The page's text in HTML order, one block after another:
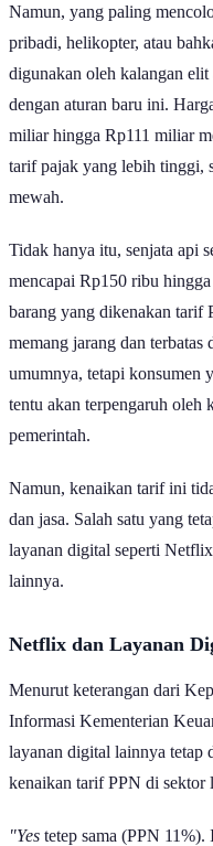
Namun, yang paling
pribadi, helikopter, atau
digunakan oleh kalangan
dengan aturan baru ini.
miliar hingga Rp111 miliar
tarif pajak yang lebih tinggi,
mewah.
Tidak hanya itu, senjata api
mencapai Rp150 ribu
barang yang dikenakan tarif
memang jarang dan
umumnya, tetapi konsumen
tentu akan terpengaruh oleh
pemerintah.
Namun, kenaikan tarif ini
dan jasa. Salah satu yang
layanan digital seperti
lainnya.
Netflix dan Layanan
Menurut keterangan dari
Informasi Kementerian
layanan digital lainnya tetap
kenaikan tarif PPN di sektor
"Yes tetep sama (PPN